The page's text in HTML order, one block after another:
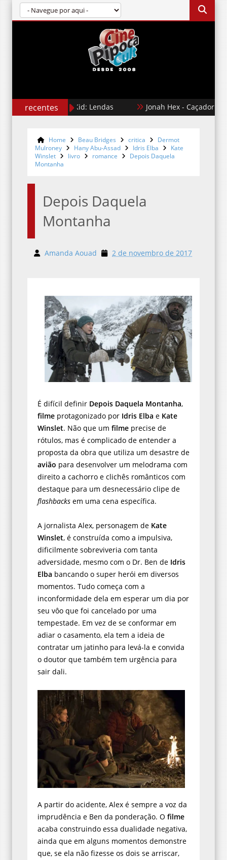
recentes
Karate Kid: Lendas Jonah Hex - Caçador de
Home Beau Bridges critica
Dermot
Mulroney
Hany Abu-Assad Idris Elba
Kate
Winslet
livro romance
Depois Daquela
Montanha
Depois Daquela
Montanha
Amanda Aouad 2 de novembro de 2017
É difícil definir Depois Daquela Montanha,
filme protagonizado por Idris Elba e Kate
Winslet. Não que um filme precise de
rótulos, mas é complicado de entender a
proposta da obra que utiliza um desastre de
avião para desenvolver um melodrama com
direito a cachorro e clichês românticos com
destaque para um desnecessário clipe de
flashbacks em uma cena específica.
A jornalista Alex, personagem de Kate
Winslet, é construída como a impulsiva,
dificilmente sobreviveria com tanta
adversidade, mesmo com o Dr. Ben de Idris
Elba bancando o super herói em diversos
momentos. Tudo começa com a
inconformidade dela em esperar um dia por
seu vôo que foi cancelado por uma
tempestade. Em vez de se conformar em
adiar o casamento, ela tem a ideia de
contratar um jatinho para levá-la e convida
o doutor que também tem urgência para
sair dali.
A partir do acidente, Alex é sempre a voz da
imprudência e Ben da ponderação. O filme
acaba construindo essa dualidade negativa,
ainda que em alguns momentos demonstre
que, se ela não fizesse os dois se arriscar,